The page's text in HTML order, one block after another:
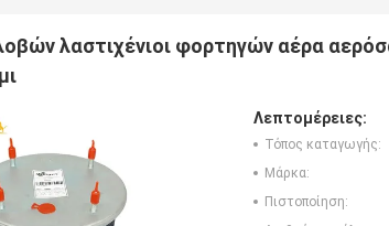
λαστιχένιοι φορτηγών αέρα
Λεπτομέρειες:
Τόπος καταγωγής:
Μάρκα:
Πιστοποίηση: